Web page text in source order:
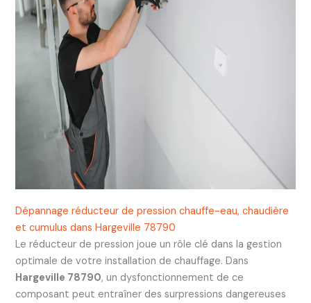
Dépannage réducteur de pression chauffe-eau, chaudière
et cumulus dans Hargeville 78790
Le réducteur de pression joue un rôle clé dans la gestion
optimale de votre installation de chauffage. Dans
Hargeville 78790, un dysfonctionnement de ce
composant peut entraîner des surpressions dangereuses